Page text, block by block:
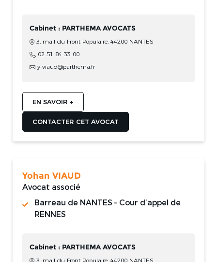
Cabinet : PARTHEMA AVOCATS
3, mail du Front Populaire, 44200 NANTES
02 51 84 33 00
y-viaud@parthema.fr
EN SAVOIR +
CONTACTER CET AVOCAT
Yohan VIAUD
Avocat associé
Barreau de NANTES – Cour d’appel de
RENNES
Cabinet : PARTHEMA AVOCATS
3, mail du Front Populaire, 44200 NANTES